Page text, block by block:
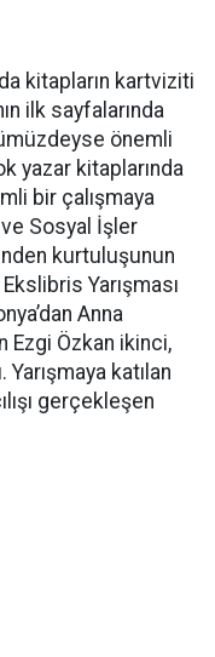
kitapların kartviziti
ilk sayfalarında
önemli
yazar kitaplarında
bir çalışmaya
Sosyal İşler
kurtuluşunun
Yarışması
Anna
Ezgi Özkan ikinci,
katılan
gerçekleşen